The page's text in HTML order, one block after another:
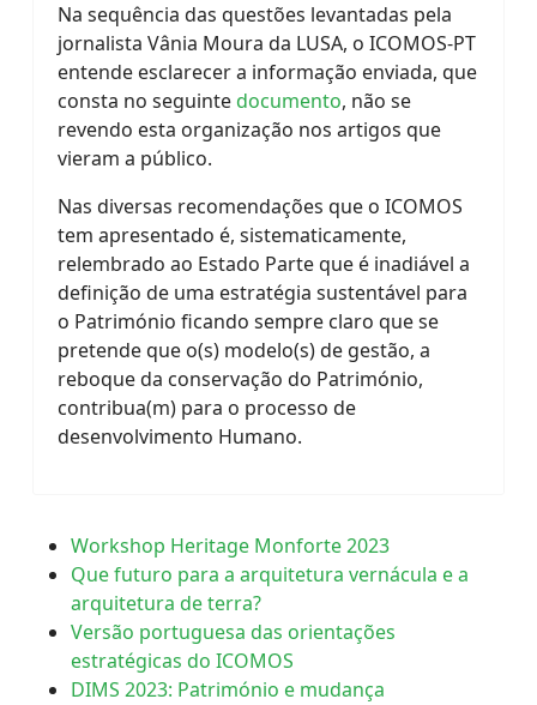
Na sequência das questões levantadas pela
jornalista Vânia Moura da LUSA, o ICOMOS-PT
entende esclarecer a informação enviada, que
consta no seguintedocumento, não se
revendo esta organização nos artigos que
vieram a público.
Nas diversas recomendações que o ICOMOS
tem apresentado é, sistematicamente,
relembrado ao Estado Parte que é inadiável a
definição de uma estratégia sustentável para
o Património ficando sempre claro que se
pretende que o(s) modelo(s) de gestão, a
reboque da conservação do Património,
contribua(m) para o processo de
desenvolvimento Humano.
Workshop Heritage Monforte 2023
Que futuro para a arquitetura vernácula e a
arquitetura de terra?
Versão portuguesa das orientações
estratégicas do ICOMOS
DIMS 2023: Património e mudança